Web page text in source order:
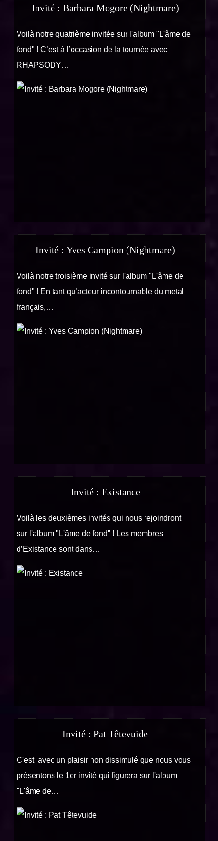
Invité : Barbara Mogore (Nightmare)
Voilà notre quatrième invitée sur l'album "L'âme de
fond" ! C’est à l’occasion de la tournée avec
RHAPSODY…
Invité : Yves Campion (Nightmare)
Voilà notre troisième invité sur l'album "L'âme de
fond" ! En tant qu’acteur incontournable du metal
français,…
Invité : Existance
Voilà les deuxièmes invités qui nous rejoindront
sur l'album "L'âme de fond" ! Les membres
d’Existance sont dans…
Invité : Pat Têtevuide
C'est avec un plaisir non dissimulé que nous vous
présentons le 1er invité qui figurera sur l'album
"L'âme de…